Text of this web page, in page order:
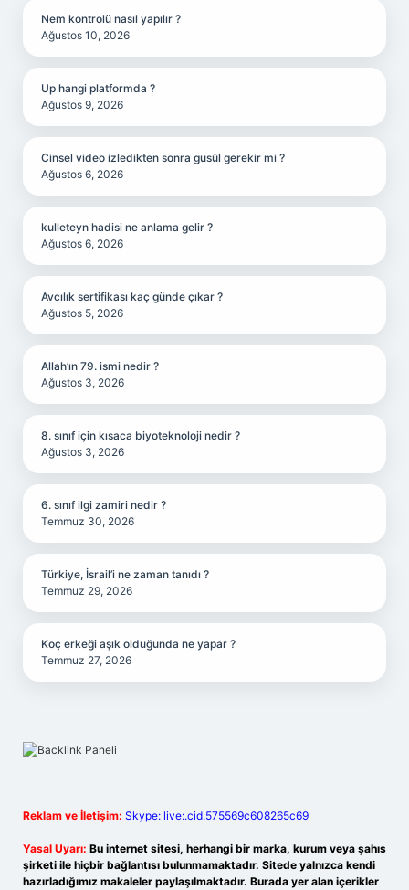
Nem kontrolü nasıl yapılır ?
Ağustos 10, 2026
Up hangi platformda ?
Ağustos 9, 2026
Cinsel video izledikten sonra gusül gerekir mi ?
Ağustos 6, 2026
kulleteyn hadisi ne anlama gelir ?
Ağustos 6, 2026
Avcılık sertifikası kaç günde çıkar ?
Ağustos 5, 2026
Allah’ın 79. ismi nedir ?
Ağustos 3, 2026
8. sınıf için kısaca biyoteknoloji nedir ?
Ağustos 3, 2026
6. sınıf ilgi zamiri nedir ?
Temmuz 30, 2026
Türkiye, İsrail’i ne zaman tanıdı ?
Temmuz 29, 2026
Koç erkeği aşık olduğunda ne yapar ?
Temmuz 27, 2026
Reklam ve İletişim: Skype: live:.cid.575569c608265c69
Yasal Uyarı: Bu internet sitesi, herhangi bir marka, kurum veya şahıs
şirketi ile hiçbir bağlantısı bulunmamaktadır. Sitede yalnızca kendi
hazırladığımız makaleler paylaşılmaktadır. Burada yer alan içerikler